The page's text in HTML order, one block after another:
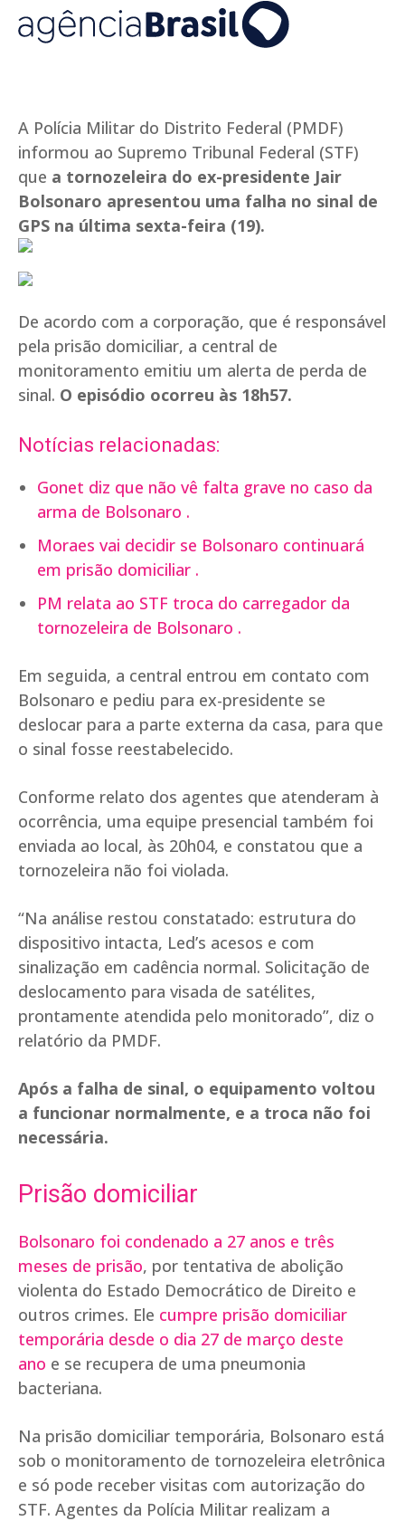
A Polícia Militar do Distrito Federal (PMDF)
informou ao Supremo Tribunal Federal (STF)
que a tornozeleira do ex-presidente Jair
Bolsonaro apresentou uma falha no sinal de
GPS na última sexta-feira (19).
De acordo com a corporação, que é responsável
pela prisão domiciliar, a central de
monitoramento emitiu um alerta de perda de
sinal. O episódio ocorreu às 18h57.
Notícias relacionadas:
Gonet diz que não vê falta grave no caso da
arma de Bolsonaro .
Moraes vai decidir se Bolsonaro continuará
em prisão domiciliar .
PM relata ao STF troca do carregador da
tornozeleira de Bolsonaro .
Em seguida, a central entrou em contato com
Bolsonaro e pediu para ex-presidente se
deslocar para a parte externa da casa, para que
o sinal fosse reestabelecido.
Conforme relato dos agentes que atenderam à
ocorrência, uma equipe presencial também foi
enviada ao local, às 20h04, e constatou que a
tornozeleira não foi violada.
“Na análise restou constatado: estrutura do
dispositivo intacta, Led’s acesos e com
sinalização em cadência normal. Solicitação de
deslocamento para visada de satélites,
prontamente atendida pelo monitorado”, diz o
relatório da PMDF.
Após a falha de sinal, o equipamento voltou
a funcionar normalmente, e a troca não foi
necessária.
Prisão domiciliar
Bolsonaro foi condenado a 27 anos e três
meses de prisão, por tentativa de abolição
violenta do Estado Democrático de Direito e
outros crimes. Ele cumpre prisão domiciliar
temporária desde o dia 27 de março deste
ano e se recupera de uma pneumonia
bacteriana.
Na prisão domiciliar temporária, Bolsonaro está
sob o monitoramento de tornozeleira eletrônica
e só pode receber visitas com autorização do
STF. Agentes da Polícia Militar realizam a